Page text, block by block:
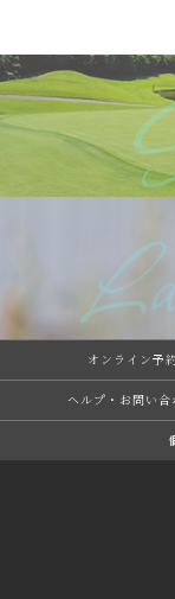
オンライン予
ヘルプ・お問い合